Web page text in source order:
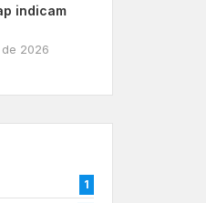
indicam
2026
1